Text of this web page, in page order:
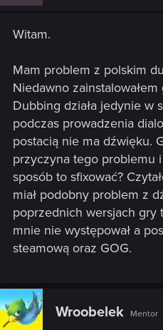
Witam.
Mam problem z polskim
Niedawno
Dubbing działa jedynie w
podczas prowadzenia
postacią nie ma dźwięku.
przyczyna tego problemu
sposób to sfixować?
miał podobny problem z
poprzednich wersjach gry
mnie nie występował a
steamową oraz GOG.
Wroobelek Mentor